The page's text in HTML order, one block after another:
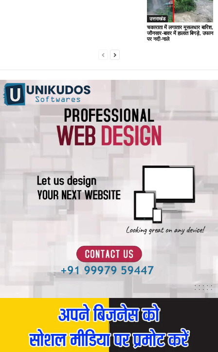
उत्तराखंड
चकाराता में लगातार मूसलधार बारिश,
जौनसार-बावर में हालात बिगड़े, उफान
पर नदी-नाले